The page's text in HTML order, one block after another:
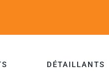
DÉTAILLANTS